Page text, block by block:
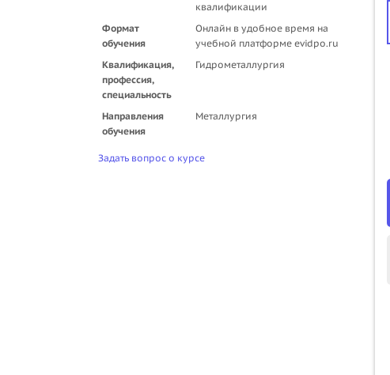
квалификации
Формат
обучения
Онлайн в удобное время на
учебной платформе evidpo.ru
Квалификация,
профессия,
специальность
Гидрометаллургия
Направления
обучения
Металлургия
Задать вопрос о курсе